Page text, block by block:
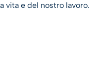
vita e del nostro lavoro.